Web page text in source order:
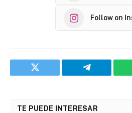
Follow on
Twitter Telegram
TE PUEDE INTERESAR